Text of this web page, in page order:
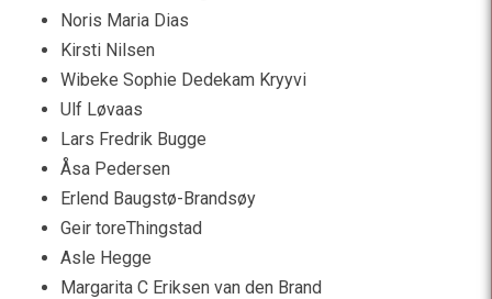
Noris Maria Dias
Kirsti Nilsen
Wibeke Sophie Dedekam Kryyvi
Ulf Løvaas
Lars Fredrik Bugge
Åsa Pedersen
Erlend Baugstø-Brandsøy
Geir toreThingstad
Asle Hegge
Margarita C Eriksen van den Brand